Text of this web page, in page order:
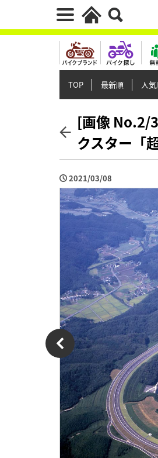
TOP 最新順 人
[画像 No.2/
クスター「
2021/03/08